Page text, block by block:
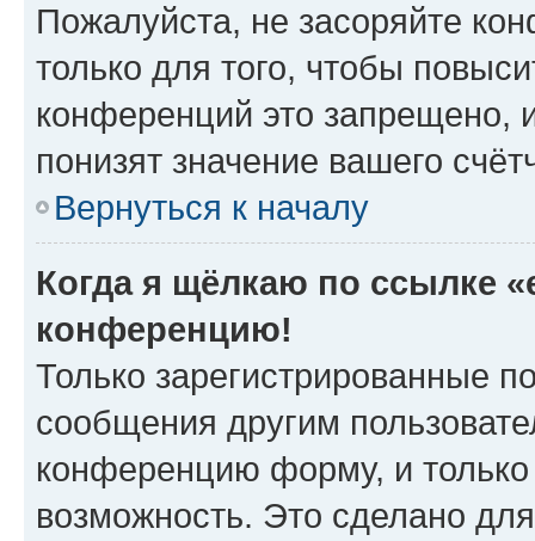
Пожалуйста, не засоряйте
только для того, чтобы
конференций это запрещено,
понизят значение вашего
Вернуться к началу
Когда я щёлкаю по ссылке
конференцию!
Только зарегистрированные
сообщения другим
конференцию форму, и
возможность. Это сделано